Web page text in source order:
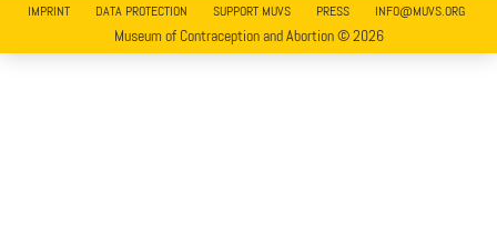
IMPRINT DATA PROTECTION SUPPORT MUVS PRESS INFO@MUVS.ORG
Museum of Contraception and Abortion © 2026